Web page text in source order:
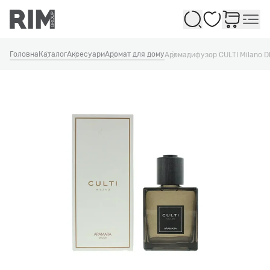
Обране
Головна КаталогАксесуариАромат для домуАромадифузор CULTI Milano